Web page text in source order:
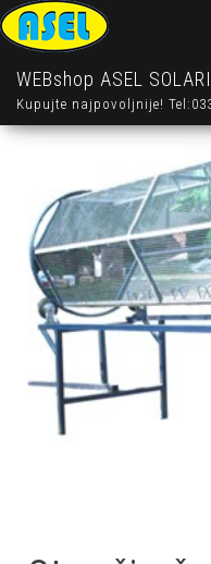
WEBshop ASEL SOLARI
Kupujte najpovoljnije!